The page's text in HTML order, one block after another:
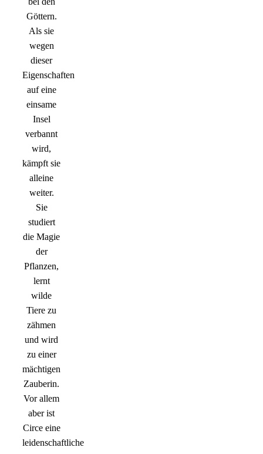
Göttern.
Als sie
wegen
dieser
Eigenschaften
auf eine
einsame
Insel
verbannt
wird,
kämpft sie
alleine
weiter.
Sie
studiert
die Magie
der
Pflanzen,
lernt
wilde
Tiere zu
zähmen
und wird
zu einer
mächtigen
Zauberin.
Vor allem
aber ist
Circe eine
leidenschaftliche